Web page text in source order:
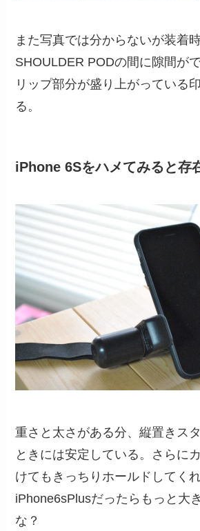
また写真では分からないが装着
SHOULDER PODの間に隙間が
リップ部分が盛り上がっている
る。
iPhone 6Sをハメてみると存
重さと太さがある分、縦置きス
ときには安定している。さらに
けてもきっちりホールドしてくれ
iPhone6sPlusだったらもっと大
な？